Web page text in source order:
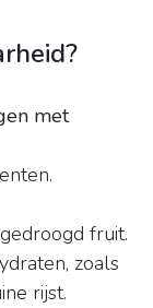
met
fruit.
zoals
rijst.